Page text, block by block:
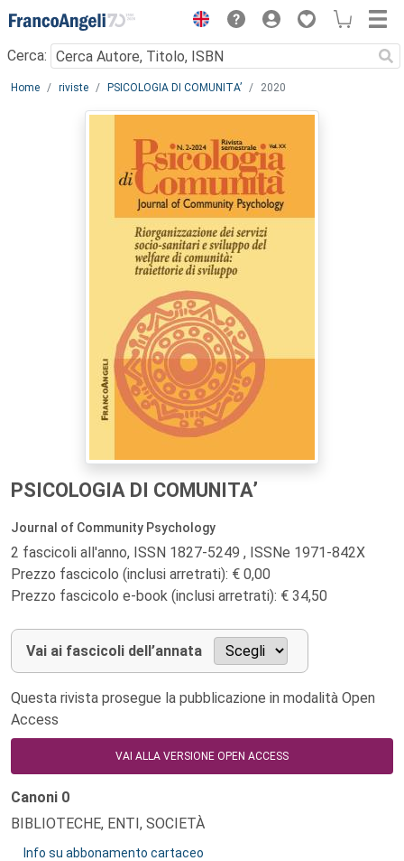
Menu
Cerca:
Main content
Home riviste PSICOLOGIA DI COMUNITA’ 2020
PSICOLOGIA DI COMUNITA’
Journal of Community Psychology
2 fascicoli all'anno, ISSN 1827-5249 , ISSNe 1971-842X
Prezzo fascicolo (inclusi arretrati): € 0,00
Prezzo fascicolo e-book (inclusi arretrati): € 34,50
Vai ai fascicoli dell’annata
Questa rivista prosegue la pubblicazione in modalità Open
Access
VAI ALLA VERSIONE OPEN ACCESS
Canoni 0
BIBLIOTECHE, ENTI, SOCIETÀ
Info su abbonamento cartaceo